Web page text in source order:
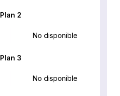
Plan 2
No disponible
Plan 3
No disponible